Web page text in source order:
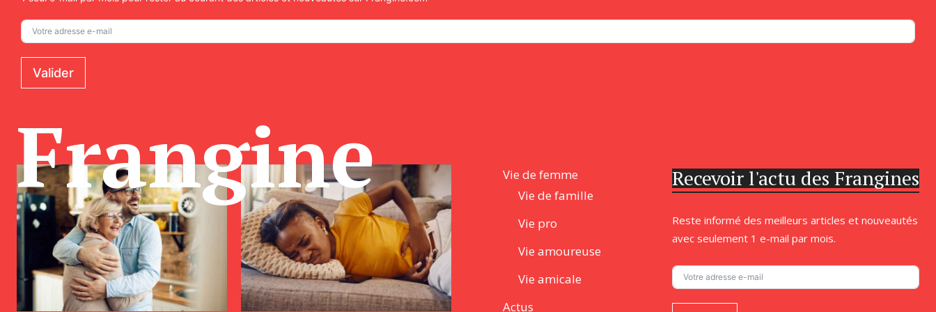
Valider
Frangine
Vie de femme
Vie de famille
Vie pro
Vie amoureuse
Vie amicale
Actus
Recevoir l'actu des Frangines
Reste informé des meilleurs articles et nouveautés
avec seulement 1 e-mail par mois.